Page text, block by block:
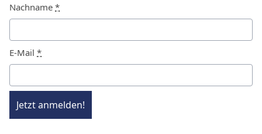
Nachname *
E-Mail *
Jetzt anmelden!